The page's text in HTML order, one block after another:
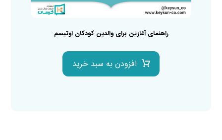
راهنمای آغازین برای والدین کودکان اوتیسم
افزودن به سبد خرید